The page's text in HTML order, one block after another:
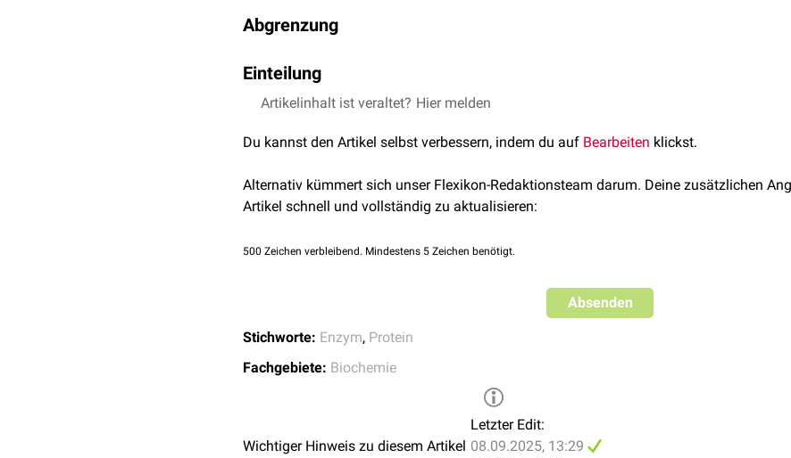
Abgrenzung
Untergruppe der Ligasen.
Einteilung
Ligasen bilden in derEC-Klassifikationdie Gruppe VI. Die zweite Stelle des
EC 6.1: Verknüpfung von KohlenstoffundSauerstoff, z.B.Methionin-tRNA-Ligase
EC 6.3 Verknüpfung von Kohlenstoff undStickstoff, z.B.Glutaminsynthetase,
EC 6.4 Verknüpfung zweier Kohlenstoffatome, z.B.
EC 6.6 Bildung einer Stickstoff-Metallatom
Artikelinhalt ist veraltet? Hier melden
Du kannst den Artikel selbst verbessern, indem du auf Bearbeiten klickst.
Alternativ kümmert sich unser Flexikon-Redaktionsteam darum. Deine zusätzlichen
Artikel schnell und vollständig zu aktualisieren:
500 Zeichen verbleibend. Mindestens 5 Zeichen benötigt.
Absenden
Stichworte: Enzym, Protein
Fachgebiete: Biochemie
Wichtiger Hinweis zu diesem Artikel
Letzter Edit:
08.09.2025, 13:29